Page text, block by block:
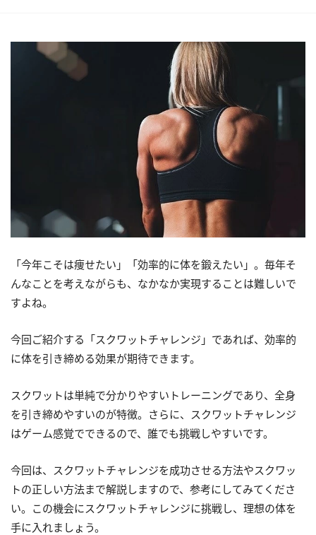
「今年こそは痩せたい」「効率的に体を鍛えたい」。毎年そ
んなことを考えながらも、なかなか実現することは難しいで
すよね。
今回ご紹介する「スクワットチャレンジ」であれば、効率的
に体を引き締める効果が期待できます。
スクワットは単純で分かりやすいトレーニングであり、全身
を引き締めやすいのが特徴。さらに、スクワットチャレンジ
はゲーム感覚でできるので、誰でも挑戦しやすいです。
今回は、スクワットチャレンジを成功させる方法やスクワッ
トの正しい方法まで解説しますので、参考にしてみてくださ
い。この機会にスクワットチャレンジに挑戦し、理想の体を
手に入れましょう。